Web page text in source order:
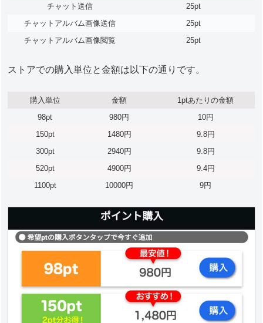
チャット送信
25pt
チャットアルバム画像送信
25pt
チャットアルバム画像閲覧
25pt
ストアでの購入単位と金額は以下の通りです。
購入単位 金額
1ptあたりの金額
98pt
980円
10円
150pt
1480円
9.8円
300pt
2940円
9.8円
520pt
4900円
9.4円
1100pt
10000円 9円